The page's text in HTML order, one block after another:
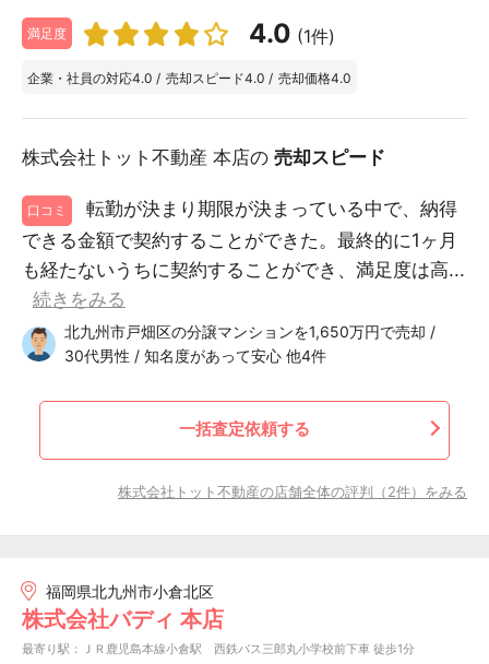
満足度 4.0 (1件)
企業・社員の対応4.0 / 売却スピード4.0 / 売却価格4.0
株式会社トット不動産 本店の 売却スピード
口コミ
転勤が決まり期限が決まっている中で、納得
できる金額で契約することができた。最終的に1ヶ月
も経たないうちに契約することができ、満足度は高...
続きをみる
北九州市戸畑区の分譲マンションを1,650万円で売却 /
30代男性 / 知名度があって安心 他4件
一括査定依頼する
株式会社トット不動産の店舗全体の評判（2件）をみる
福岡県北九州市小倉北区
株式会社バディ 本店
最寄り駅：ＪＲ鹿児島本線小倉駅 西鉄バス三郎丸小学校前下車 徒歩1分